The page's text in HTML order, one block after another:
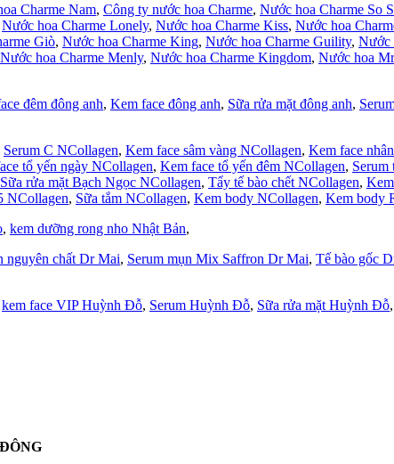
Charme Nam, Công ty nước hoa Charme, Nước hoa Charme So
Nước hoa Charme Lonely, Nước hoa Charme Kiss, Nước hoa
Giò, Nước hoa Charme King, Nước hoa Charme Guility, Nước
Nước hoa Charme Menly, Nước hoa Charme Kingdom, Nước hoa
đêm đông anh, Kem face đông anh, Sữa rửa mặt đông anh,
Serum C NCollagen, Kem face sâm vàng NCollagen, Kem face
tổ yến ngày NCollagen, Kem face tổ yến đêm NCollagen, Serum
Sữa rửa mặt Bạch Ngọc NCollagen, Tẩy tế bào chết NCollagen,
NCollagen, Sữa tắm NCollagen, Kem body NCollagen, Kem body
, kem dưỡng rong nho Nhật Bản,
nguyên chất Dr Mai, Serum mụn Mix Saffron Dr Mai, Tế bào gốc
kem face VIP Huỳnh Đỗ, Serum Huỳnh Đỗ, Sữa rửa mặt Huỳnh Đỗ,